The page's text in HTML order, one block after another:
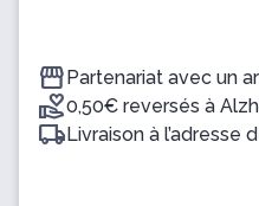
Partenariat avec un
0,50€ reversés à
Livraison à l’adresse